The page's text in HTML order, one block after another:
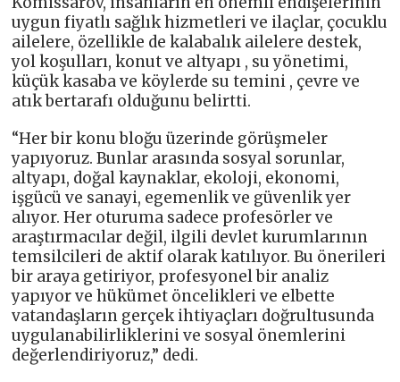
uygun fiyatlı sağlık hizmetleri ve ilaçlar, çocuklu
ailelere, özellikle de kalabalık ailelere destek,
yol koşulları, konut ve altyapı , su yönetimi,
küçük kasaba ve köylerde su temini , çevre ve
atık bertarafı olduğunu belirtti.
“Her bir konu bloğu üzerinde görüşmeler
yapıyoruz. Bunlar arasında sosyal sorunlar,
altyapı, doğal kaynaklar, ekoloji, ekonomi,
işgücü ve sanayi, egemenlik ve güvenlik yer
alıyor. Her oturuma sadece profesörler ve
araştırmacılar değil, ilgili devlet kurumlarının
temsilcileri de aktif olarak katılıyor. Bu önerileri
bir araya getiriyor, profesyonel bir analiz
yapıyor ve hükümet öncelikleri ve elbette
vatandaşların gerçek ihtiyaçları doğrultusunda
uygulanabilirliklerini ve sosyal önemlerini
değerlendiriyoruz,” dedi.